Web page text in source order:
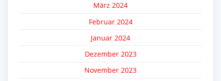
März 2024
Februar 2024
Januar 2024
Dezember 2023
November 2023